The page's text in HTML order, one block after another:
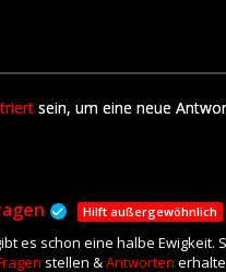
sein, um eine neue
Hilft außergewöhnlich
es schon eine halbe
stellen &Antworten